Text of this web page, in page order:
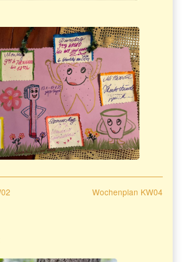
Next
Wochenplan KW04